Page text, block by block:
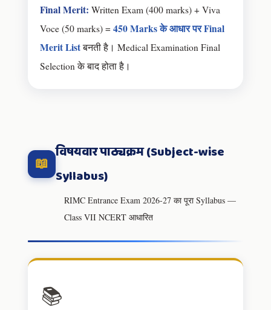
Final Merit: Written Exam (400 marks) + Viva
Voce (50 marks) = 450 Marks के आधार पर Final
Merit Listबनती है। Medical Examination Final
Selection के बाद होता है।
📖
विषयवार पाठ्यक्रम (Subject-wise
Syllabus)
RIMC Entrance Exam 2026-27 का पूरा Syllabus —
Class VII NCERT आधारित
📚